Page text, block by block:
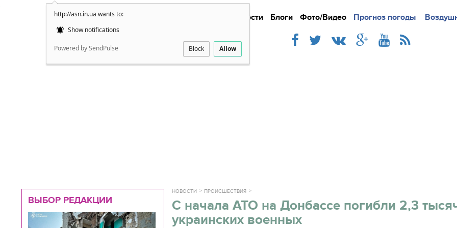
http://asn.in.ua wants to:
Show notifications
Powered by SendPulse Block Allow
Новости Блоги Фото/Видео Прогноз погоды
Подробно Новости
ВЫБОР РЕДАКЦИИ
НОВОСТИ ПРОИСШЕСТВИЯ
С начала АТО на Донбассе погибли 2,3
украинских военных